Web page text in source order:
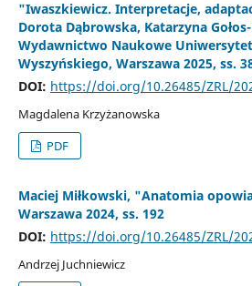
"Iwaszkiewicz. Interpretacje,
Dorota Dąbrowska, Katarzyna
Wydawnictwo Naukowe
Wyszyńskiego, Warszawa 2025, ss.
DOI: https://doi.org/10.26485/ZRL/
Magdalena Krzyżanowska
PDF
Maciej Miłkowski, "Anatomia
Warszawa 2024, ss. 192
DOI: https://doi.org/10.26485/ZRL/
Andrzej Juchniewicz